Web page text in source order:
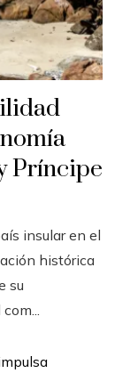
Príncipe
insular en el
histórica
su